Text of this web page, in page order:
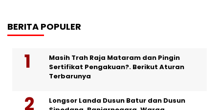
BERITA POPULER
Masih Trah Raja Mataram dan Pingin
Sertifikat Pengakuan?. Berikut Aturan
Terbarunya
Longsor Landa Dusun Batur dan Dusun